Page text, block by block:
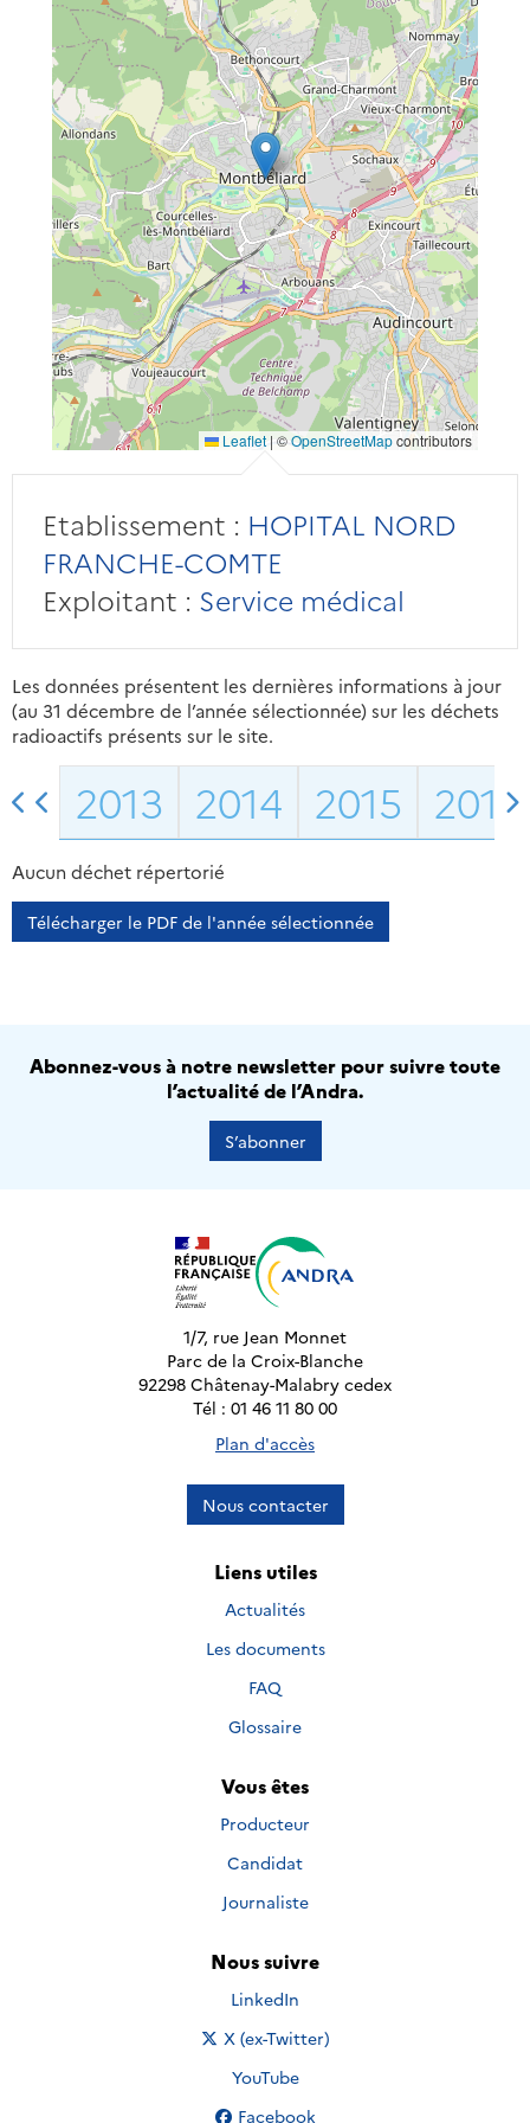
Leaflet | ©OpenStreetMapcontributors
Etablissement : HOPITAL NORD
FRANCHE-COMTE
Exploitant : Service médical
Les données présentent les dernières informations à jour
(au 31 décembre de l’année sélectionnée) sur les déchets
radioactifs présents sur le site.
2013 2014 2015 2016
Aucun déchet répertorié
Télécharger le PDF de l'année sélectionnée
Abonnez-vous à notre newsletter pour suivre toute
l’actualité de l’Andra.
S’abonner
1/7, rue Jean Monnet
Parc de la Croix-Blanche
92298 Châtenay-Malabry cedex
Tél : 01 46 11 80 00
Plan d'accès
Nous contacter
Liens utiles
Actualités
Les documents
FAQ
Glossaire
Vous êtes
Producteur
Candidat
Journaliste
Nous suivre
Nous suivre sur
LinkedIn
Nous suivre sur
X (ex-Twitter)
Nous suivre sur
YouTube
Nous suivre sur
Facebook